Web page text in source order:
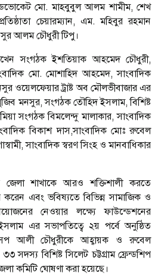
মো. মাহবুবুল আলম শামীম, শেখ
চেয়ারম্যান, এম. মহিবুর রহমান
আলম চৌধুরী টিপু।
সংগঠক ইশতিয়াক আহমেদ চৌধুরী,
মো. মোশাহিদ আহমেদ, সাংবাদিক
ওয়েলফেয়ার ট্রাষ্ট অব মৌলভীবাজার এর
মুজিব মনসুর, সংগঠক তৌহিদ ইসলাম, বিশিষ্ট
সংগঠক বিমলেন্দু মালাকার, সাংবাদিক
বিকাশ দাস,সাংবাদিক মোঃ রুবেল
সাংবাদিক স্বরণ সিংহ ও মানবাধিকার
জেলা শাখাকে আরও শক্তিশালী করতে
এবং ভবিষ্যতে বিভিন্ন সামাজিক ও
নেওয়ার লক্ষ্যে ফাউন্ডেশনের
এর সভাপতিত্বে ২য় পর্বে অনুষ্ঠিত
আলী চৌধুরীকে আহ্বায়ক ও রুবেল
বিশিষ্ট সিলেট চট্টগ্রাম ফ্রেন্ডশিপ
কমিটি ঘোষণা করা হয়েছে।